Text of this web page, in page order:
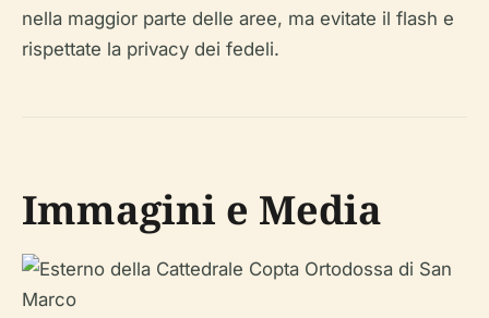
nella maggior parte delle aree, ma evitate il flash e
rispettate la privacy dei fedeli.
Immagini e Media